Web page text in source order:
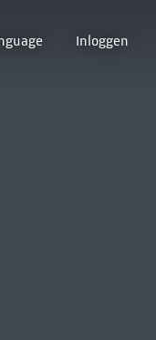
Inloggen